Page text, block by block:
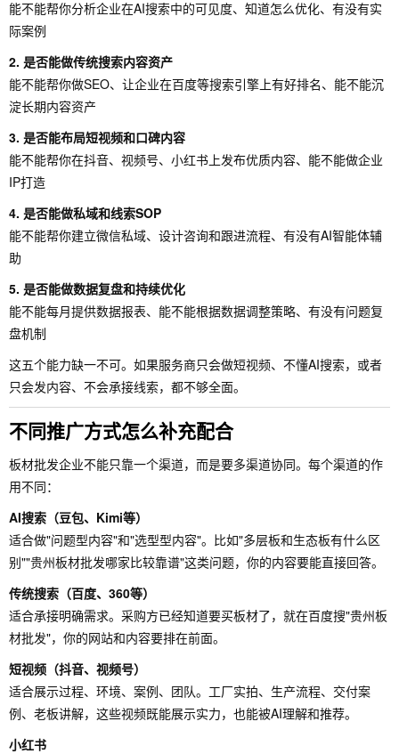
能不能帮你分析企业在AI搜索中的可见度、知道怎么优化、有没有实
际案例
2. 是否能做传统搜索内容资产
能不能帮你做SEO、让企业在百度等搜索引擎上有好排名、能不能沉
淀长期内容资产
3. 是否能布局短视频和口碑内容
能不能帮你在抖音、视频号、小红书上发布优质内容、能不能做企业
IP打造
4. 是否能做私域和线索SOP
能不能帮你建立微信私域、设计咨询和跟进流程、有没有AI智能体辅
助
5. 是否能做数据复盘和持续优化
能不能每月提供数据报表、能不能根据数据调整策略、有没有问题复
盘机制
这五个能力缺一不可。如果服务商只会做短视频、不懂AI搜索，或者
只会发内容、不会承接线索，都不够全面。
不同推广方式怎么补充配合
板材批发企业不能只靠一个渠道，而是要多渠道协同。每个渠道的作
用不同：
AI搜索（豆包、Kimi等）
适合做"问题型内容"和"选型型内容"。比如"多层板和生态板有什么区
别""贵州板材批发哪家比较靠谱"这类问题，你的内容要能直接回答。
传统搜索（百度、360等）
适合承接明确需求。采购方已经知道要买板材了，就在百度搜"贵州板
材批发"，你的网站和内容要排在前面。
短视频（抖音、视频号）
适合展示过程、环境、案例、团队。工厂实拍、生产流程、交付案
例、老板讲解，这些视频既能展示实力，也能被AI理解和推荐。
小红书